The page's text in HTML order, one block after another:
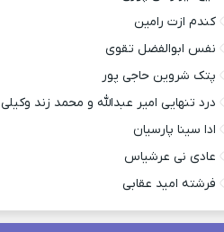
کندم ازت رامین
نفس ابوالفضل تقوی
پتک شروین حاجی پور
درد تنهایی امیر عبدالله و محمد زند وکیلی
ادا سینا پارسیان
عادی نی عرشیاس
فرشته امید عقابی